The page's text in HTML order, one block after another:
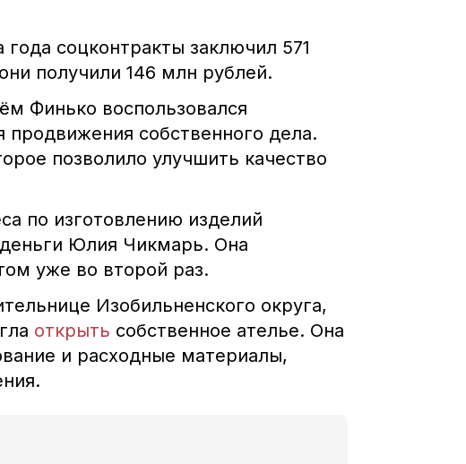
соцконтракты заключил 571
получили 146 млн рублей.
Финько воспользовался
собственного дела.
позволило улучшить качество
по изготовлению изделий
Юлия Чикмарь. Она
уже во второй раз.
Изобильненского округа,
открыть собственное ателье. Она
и расходные материалы,